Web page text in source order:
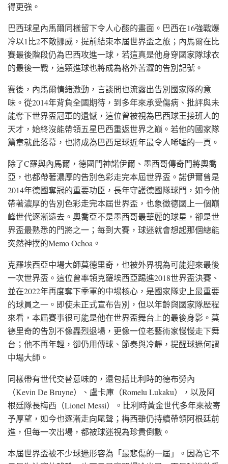
得更強。
巴西球星內馬爾同樣留下令人心酸的畫面。巴西在16強戰爆
冷以1比2不敵挪威，提前結束本屆世界盃之旅；內馬爾在比
賽最後階段仍為巴西攻進一球，若這真是他身穿國家隊球衣
的最後一戰，這顆進球也將成為格外苦澀的告別記號。
賽後，內馬爾情緒激動，言談間也流露出告別國家隊的意
味。從2014年背負全國期待，到多年來承受傷病、批評與未
能奪下世界盃冠軍的遺憾，這位曾被視為巴西球王接班人的
天才，始終沒能帶領五星巴西重返世界之巔。若他的國家隊
篇章就此落幕，也將成為巴西足球近年最令人唏噓的一頁。
除了C羅與內馬爾，德國門神諾伊爾、墨西哥傳奇門將奧喬
亞，也都帶著濃厚的告別色彩走完本屆世界盃。諾伊爾曾是
2014年德國奪冠的重要功臣，長年守護德國隊球門，如今他
帶著濃厚的告別色彩走完本屆世界盃，也象徵德國上一個巔
峰世代逐漸遠去。奧喬亞不是墨西哥最華麗的球星，卻是世
界盃最熟悉的門將之一；每到大賽，球迷就會想起那個總能
突然神撲的Memo Ochoa。
克羅埃西亞中場大師莫德里奇，也被外界視為可能迎來最後
一次世界盃。這位曾率領克羅埃西亞踢進2018世界盃決賽、
並在2022年再度奪下季軍的中場核心，是國家隊史上最重要
的球員之一。即使未正式宣布告別，但以年齡與國家隊歷程
來看，本屆賽事很可能是他在世界盃舞台上的最後身影。莫
德里奇的告別不像轟烈退場，更像一位老藝術家慢慢走下舞
台；他不再年輕，卻仍用傳球、節奏與冷靜，提醒球迷何謂
中場大師。
同樣帶有世代交替意味的，還包括比利時的德布勞內
（Kevin De Bruyne）、盧卡庫（Romelu Lukaku），以及阿
根廷隊長梅西（Lionel Messi）。比利時黃金世代多年來被寄
予厚望，如今也逐漸走向尾聲；梅西雖仍持續帶領阿根廷前
進，但每一次出場，都被球迷視為珍貴倒數。
本屆世界盃被不少球迷形容為「最悲傷的一屆」。因為它不